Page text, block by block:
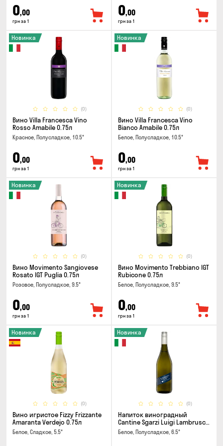
0,00
грн за 1
0,00
грн за 1
(0)
Новинка
Вино Villa Francesca Vino
Rosso Amabile 0.75л
Красное, Полусладкое, 10.5°
0,00
грн за 1
(0)
Новинка
Вино Villa Francesca Vino
Bianco Amabile 0.75л
Белое, Полусладкое, 10.5°
0,00
грн за 1
(0)
Новинка
Вино Movimento Sangiovese
Rosato IGT Puglia 0.75л
Розовое, Полусладкое, 9.5°
0,00
грн за 1
(0)
Новинка
Вино Movimento Trebbiano IGT
Rubicone 0.75л
Белое, Полусладкое, 9.5°
0,00
грн за 1
(0)
Новинка
Вино игристое Fizzy Frizzante
Amaranta Verdejo 0.75л
Белое, Сладкое, 5.5°
(0)
Новинка
Напиток виноградный
Cantine Sgarzi Luigi Lambrusco
IGT Emilia Bianca Frizziante
0.75л
Белое, Полусладкое, 6.5°